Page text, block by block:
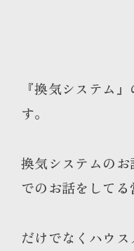
『換気システム
す。
換気システムの
でのお話をしてる
だけでなくハウ